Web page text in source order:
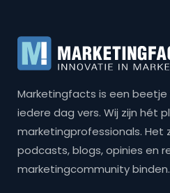
Marketingfacts is een beetje
iedere dag vers. Wij zijn hét
marketingprofessionals. Het
podcasts, blogs, opinies en
marketingcommunity binden.